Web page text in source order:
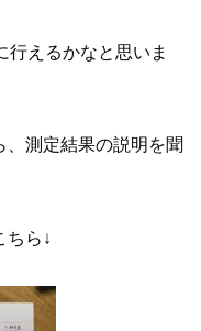
行えるかなと思いま
測定結果の説明を聞
ちら↓